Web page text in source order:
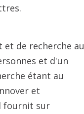
de recherche au
et d'un
étant au
et
fournit sur